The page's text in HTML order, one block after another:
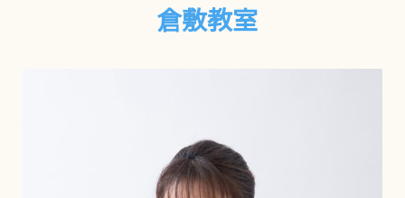
倉敷教室